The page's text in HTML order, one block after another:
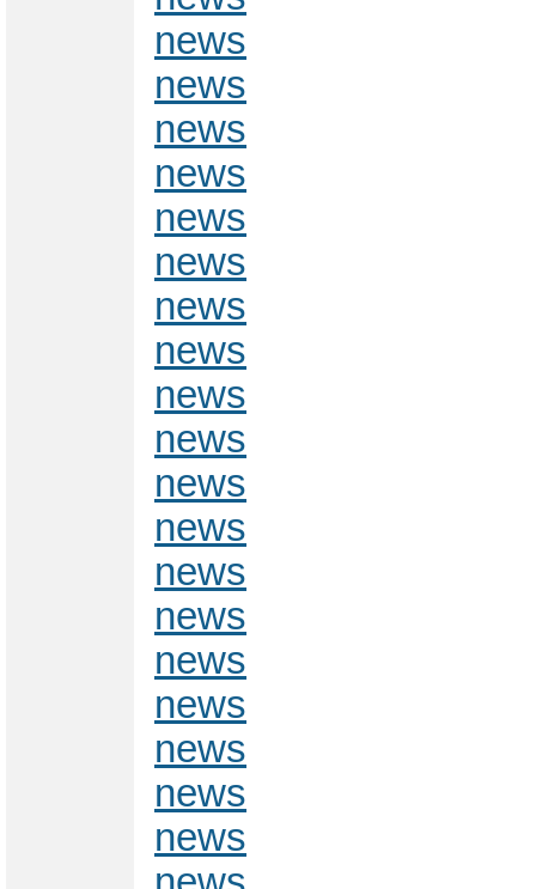
news
news
news
news
news
news
news
news
news
news
news
news
news
news
news
news
news
news
news